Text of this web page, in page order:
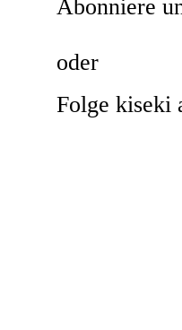
Abonniere
oder
Folge kiseki